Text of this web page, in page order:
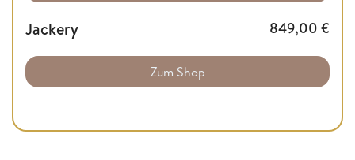
Jackery 849,00 €
Zum Shop